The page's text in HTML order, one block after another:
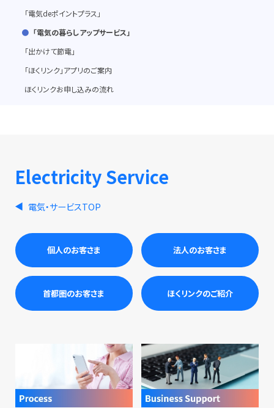
「電気deポイントプラス」
「電気の暮らしアップサービス」
「出かけて節電」
「ほくリンク」アプリのご案内
ほくリンクお申し込みの流れ
Electricity Service
電気・サービスTOP
個人のお客さま 法人のお客さま
首都圏のお客さま ほくリンクのご紹介